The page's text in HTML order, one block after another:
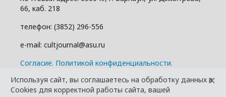
66, каб. 218
телефон: (3852) 296-556
e-mail: cultjournal@asu.ru
Cогласие. Политикой конфиденциальности.
Используя сайт, вы соглашаетесь на обработку данных в
Cookies для корректной работы сайта, вашей
×